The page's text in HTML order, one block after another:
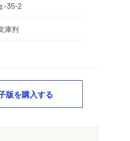
-35-2
庫判
版を購入する